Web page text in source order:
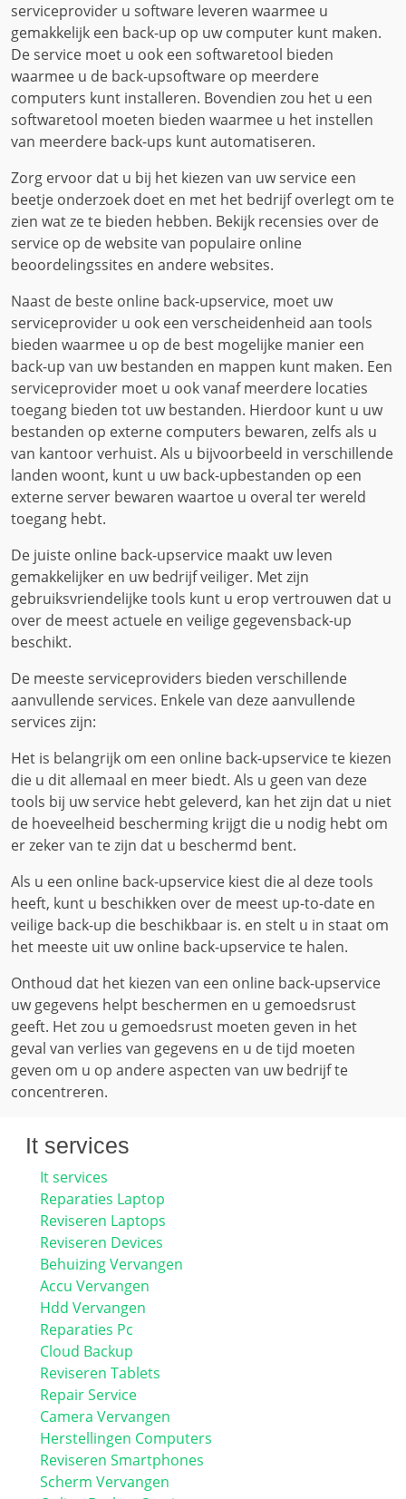
serviceprovider u software leveren waarmee u
gemakkelijk een back-up op uw computer kunt maken.
De service moet u ook een softwaretool bieden
waarmee u de back-upsoftware op meerdere
computers kunt installeren. Bovendien zou het u een
softwaretool moeten bieden waarmee u het instellen
van meerdere back-ups kunt automatiseren.
Zorg ervoor dat u bij het kiezen van uw service een
beetje onderzoek doet en met het bedrijf overlegt om te
zien wat ze te bieden hebben. Bekijk recensies over de
service op de website van populaire online
beoordelingssites en andere websites.
Naast de beste online back-upservice, moet uw
serviceprovider u ook een verscheidenheid aan tools
bieden waarmee u op de best mogelijke manier een
back-up van uw bestanden en mappen kunt maken. Een
serviceprovider moet u ook vanaf meerdere locaties
toegang bieden tot uw bestanden. Hierdoor kunt u uw
bestanden op externe computers bewaren, zelfs als u
van kantoor verhuist. Als u bijvoorbeeld in verschillende
landen woont, kunt u uw back-upbestanden op een
externe server bewaren waartoe u overal ter wereld
toegang hebt.
De juiste online back-upservice maakt uw leven
gemakkelijker en uw bedrijf veiliger. Met zijn
gebruiksvriendelijke tools kunt u erop vertrouwen dat u
over de meest actuele en veilige gegevensback-up
beschikt.
De meeste serviceproviders bieden verschillende
aanvullende services. Enkele van deze aanvullende
services zijn:
Het is belangrijk om een ​​online back-upservice te kiezen
die u dit allemaal en meer biedt. Als u geen van deze
tools bij uw service hebt geleverd, kan het zijn dat u niet
de hoeveelheid bescherming krijgt die u nodig hebt om
er zeker van te zijn dat u beschermd bent.
Als u een online back-upservice kiest die al deze tools
heeft, kunt u beschikken over de meest up-to-date en
veilige back-up die beschikbaar is. en stelt u in staat om
het meeste uit uw online back-upservice te halen.
Onthoud dat het kiezen van een online back-upservice
uw gegevens helpt beschermen en u gemoedsrust
geeft. Het zou u gemoedsrust moeten geven in het
geval van verlies van gegevens en u de tijd moeten
geven om u op andere aspecten van uw bedrijf te
concentreren.
It services
It services
Reparaties Laptop
Reviseren Laptops
Reviseren Devices
Behuizing Vervangen
Accu Vervangen
Hdd Vervangen
Reparaties Pc
Cloud Backup
Reviseren Tablets
Repair Service
Camera Vervangen
Herstellingen Computers
Reviseren Smartphones
Scherm Vervangen